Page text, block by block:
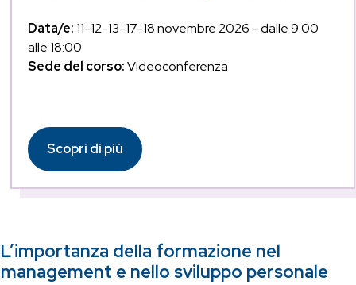
Data/e:11-12-13-17-18 novembre 2026 - dalle 9:00
alle 18:00
Sede del corso:Videoconferenza
Scopri di più
L’importanza della formazione nel
management e nello sviluppo personale